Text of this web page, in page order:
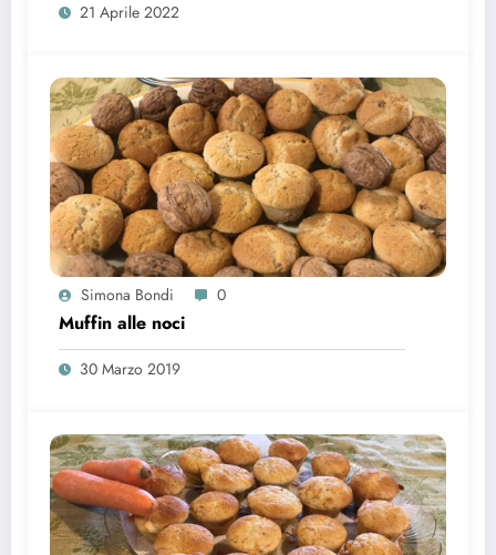
21 Aprile 2022
Simona Bondi 0
Muffin alle noci
30 Marzo 2019